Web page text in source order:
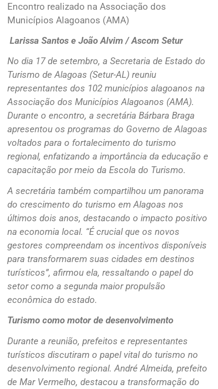
Encontro realizado na Associação dos
Municípios Alagoanos (AMA)
Larissa Santos e João Alvim / Ascom Setur
No dia 17 de setembro, a Secretaria de Estado do
Turismo de Alagoas (Setur-AL) reuniu
representantes dos 102 municípios alagoanos na
Associação dos Municípios Alagoanos (AMA).
Durante o encontro, a secretária Bárbara Braga
apresentou os programas do Governo de Alagoas
voltados para o fortalecimento do turismo
regional, enfatizando a importância da educação e
capacitação por meio da Escola do Turismo.
A secretária também compartilhou um panorama
do crescimento do turismo em Alagoas nos
últimos dois anos, destacando o impacto positivo
na economia local. “É crucial que os novos
gestores compreendam os incentivos disponíveis
para transformarem suas cidades em destinos
turísticos”, afirmou ela, ressaltando o papel do
setor como a segunda maior propulsão
econômica do estado.
Turismo como motor de desenvolvimento
Durante a reunião, prefeitos e representantes
turísticos discutiram o papel vital do turismo no
desenvolvimento regional. André Almeida, prefeito
de Mar Vermelho, destacou a transformação do